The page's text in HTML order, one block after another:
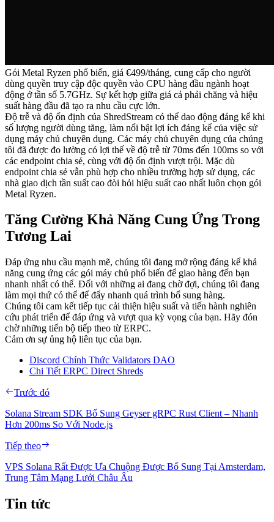
Gói Metal Ryzen phổ biến, giá €499/tháng, cung cấp cho người
dùng quyền truy cập độc quyền vào CPU hàng đầu ngành hoạt
động ở tần số 5.7GHz. Sự kết hợp giữa giá cả phải chăng và hiệu
suất hàng đầu đã tạo ra nhu cầu cực lớn.
Độ trễ và độ ổn định của ShredStream có thể dao động đáng kể khi
số lượng người dùng tăng, làm nổi bật lợi ích đáng kể của việc sử
dụng máy chủ chuyên dụng. Các máy chủ chuyên dụng của chúng
tôi đã được đo lường có lợi thế về độ trễ từ 70ms đến 100ms so với
các endpoint chia sẻ, cùng với độ ổn định vượt trội. Mặc dù
endpoint chia sẻ vẫn phù hợp cho nhiều trường hợp sử dụng, các
nhà giao dịch tần suất cao đòi hỏi hiệu suất cao nhất luôn chọn gói
Metal Ryzen.
Tăng Cường Khả Năng Cung Ứng Trong
Tương Lai
Đáp ứng nhu cầu mạnh mẽ, chúng tôi đang mở rộng đáng kể khả
năng cung ứng các gói máy chủ phổ biến để giao hàng đến bạn
nhanh nhất có thể. Đối với những ai đang chờ đợi, chúng tôi đang
làm mọi thứ có thể để đẩy nhanh quá trình bổ sung hàng.
Chúng tôi cam kết tiếp tục cải thiện hiệu suất và tiến hành nghiên
cứu phát triển để đáp ứng và vượt qua kỳ vọng của bạn. Hãy đón
chờ những tiến bộ tiếp theo từ ERPC.
Cảm ơn sự ủng hộ liên tục của bạn.
Discord Chính Thức Validators DAO
Chi Tiết ERPC Direct Shreds
Trước đó
Solana Stream SDK Bổ Sung Geyser gRPC Rust Client – Nhanh
Hơn 200ms So Với Node.js
Tiếp theo
VPS Solana Rất Được Ưa Chuộng Được Bổ Sung Tại Amsterdam,
Trung Tâm Mạng Lưới Châu Âu
Tin tức